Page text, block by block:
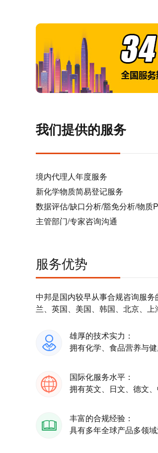
我们提供的服务
境内代理人年度服务
新化学物质简易登记服务
数据评估/缺口分析/豁免分析/物质
主管部门/专家咨询沟通
服务优势
中邦是国内较早从事合规咨询服
兰、英国、美国、韩国、北京、
雄厚的技术实力：
拥有化学、食品营养与
国际化服务水平：
拥有英文、日文、德文
丰富的合规经验：
具有多年全球产品多领